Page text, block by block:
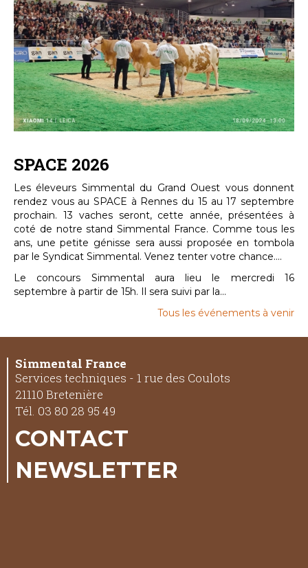
SPACE 2026
Les éleveurs Simmental du Grand Ouest vous donnent
rendez vous au SPACE à Rennes du 15 au 17 septembre
prochain. 13 vaches seront, cette année, présentées à
coté de notre stand Simmental France. Comme tous les
ans, une petite génisse sera aussi proposée en tombola
par le Syndicat Simmental. Venez tenter votre chance....
Le concours Simmental aura lieu le mercredi 16
septembre à partir de 15h. Il sera suivi par la...
Tous les événements à venir
Simmental France
Services techniques - 1 rue des Coulots
21110 Bretenière
Tél. 03 80 28 95 49
CONTACT
NEWSLETTER